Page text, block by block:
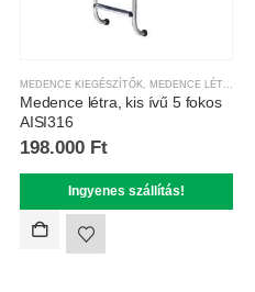
MEDENCE KIEGÉSZÍTŐK MEDENCE LÉTRÁK
Medence létra, kis ívű 5 fokos
AISI316
198.000 Ft
Ingyenes szállítás!